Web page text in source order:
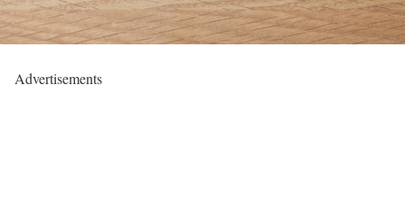
Advertisements